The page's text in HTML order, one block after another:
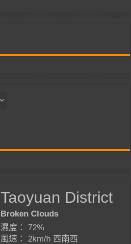
Taoyuan District
Broken Clouds
濕度： 72%
風速： 2km/h 西南西